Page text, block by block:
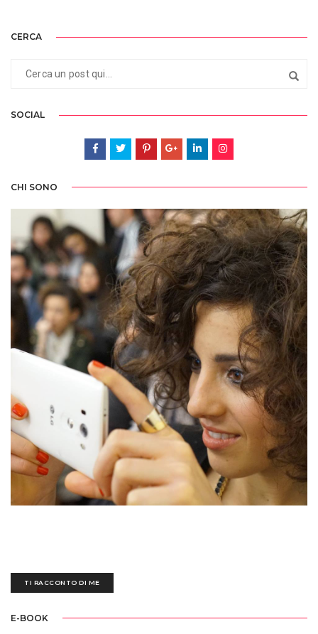
CERCA
SOCIAL
CHI SONO
TI RACCONTO DI ME
E-BOOK